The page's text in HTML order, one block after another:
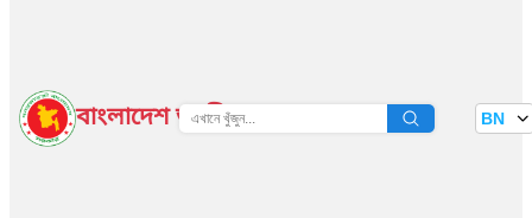
বাংলাদেশ জাতীয় তথ্য বাতায়ন BN